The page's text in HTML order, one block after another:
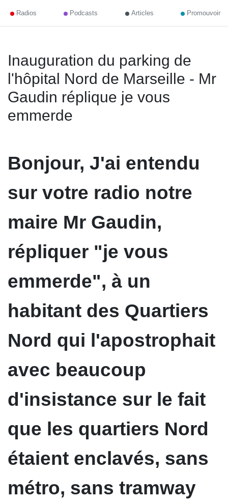
Radios Podcasts Articles Promouvoir
Inauguration du parking de
l'hôpital Nord de Marseille - Mr
Gaudin réplique je vous
emmerde
Bonjour, J'ai entendu
sur votre radio notre
maire Mr Gaudin,
répliquer "je vous
emmerde", à un
habitant des Quartiers
Nord qui l'apostrophait
avec beaucoup
d'insistance sur le fait
que les quartiers Nord
étaient enclavés, sans
métro, sans tramway